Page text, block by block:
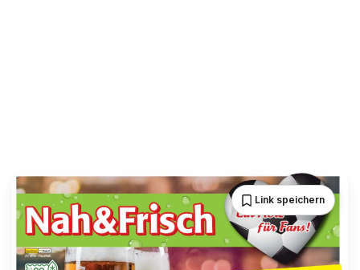
Link speichern